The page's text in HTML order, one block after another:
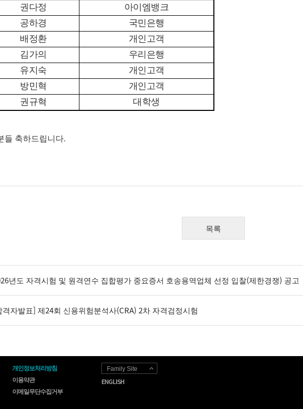
권다정
아이엠뱅크
공하경
국민은행
배정환
개인고객
김가의
우리은행
유지숙
개인고객
방민혁
개인고객
권규혁 대학생
들 축하드립니다.
목록
년도 자격시험 및 원격연수 집합평가 중요증서 호송용역업체 선정 입찰(제한경쟁) 공고
자발표] 제24회 신용위험분석사(CRA) 2차 자격검정시험
개인정보처리방침
이용약관
이메일무단수집거부
Family Site
ENGLISH